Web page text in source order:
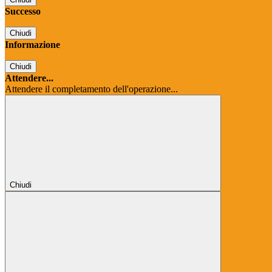
Successo
Chiudi
Informazione
Chiudi
Attendere...
Attendere il completamento dell'operazione...
Chiudi